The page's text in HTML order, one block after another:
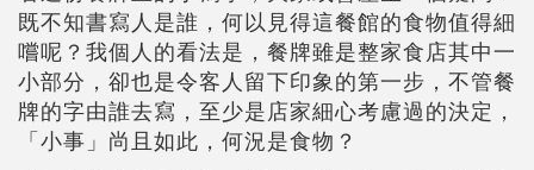
既不知書寫人是誰，何以見得這餐館的食物值得細
嚐呢？我個人的看法是，餐牌雖是整家食店其中一
小部分，卻也是令客人留下印象的第一步，不管餐
牌的字由誰去寫，至少是店家細心考慮過的決定，
「小事」尚且如此，何況是食物？